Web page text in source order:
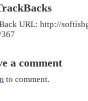
URL: http://
a comment
to comment.